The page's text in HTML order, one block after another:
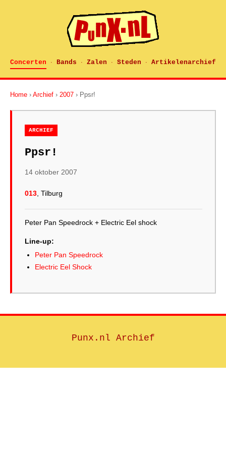
Concerten · Bands · Zalen · Steden · Artikelenarchief
Home › Archief › 2007 › Ppsr!
ARCHIEF
Ppsr!
14 oktober 2007
013 , Tilburg
Peter Pan Speedrock + Electric Eel shock
Line-up:
Peter Pan Speedrock
Electric Eel Shock
Punx.nl Archief